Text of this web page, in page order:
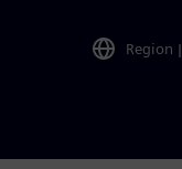
Region |